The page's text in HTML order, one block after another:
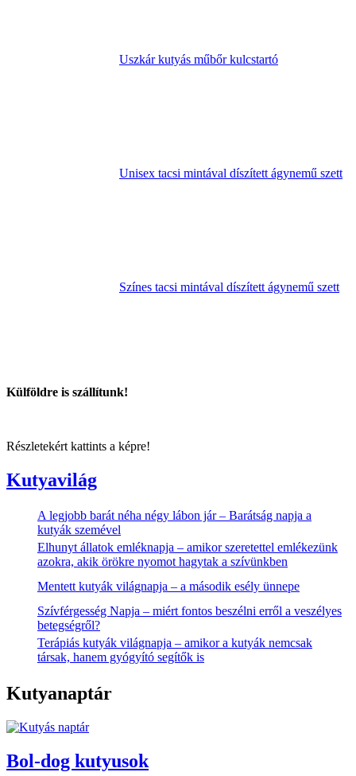
Uszkár kutyás műbőr kulcstartó
Unisex tacsi mintával díszített ágynemű szett
Színes tacsi mintával díszített ágynemű szett
Külföldre is szállítunk!
Részletekért kattints a képre!
Kutyavilág
A legjobb barát néha négy lábon jár – Barátság napja a
kutyák szemével
Elhunyt állatok emléknapja – amikor szeretettel emlékezünk
azokra, akik örökre nyomot hagytak a szívünkben
Mentett kutyák világnapja – a második esély ünnepe
Szívférgesség Napja – miért fontos beszélni erről a veszélyes
betegségről?
Terápiás kutyák világnapja – amikor a kutyák nemcsak
társak, hanem gyógyító segítők is
Kutyanaptár
Bol-dog kutyusok